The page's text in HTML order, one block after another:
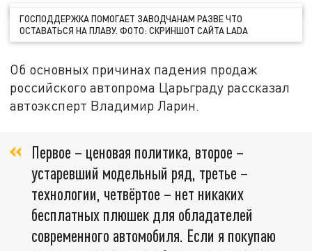
ГОСПОДДЕРЖКА ПОМОГАЕТ ЗАВОДЧАНАМ РАЗВЕ ЧТО
ОСТАВАТЬСЯ НА ПЛАВУ. ФОТО: СКРИНШОТ САЙТА LADA
Об основных причинах падения продаж
российского автопрома Царьграду рассказал
автоэксперт Владимир Ларин.
Первое – ценовая политика, второе –
устаревший модельный ряд, третье –
технологии, четвёртое – нет никаких
бесплатных плюшек для обладателей
современного автомобиля. Если я покупаю